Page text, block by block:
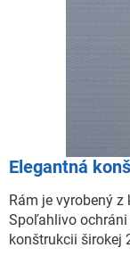
Elegantná
Rám je vyrobený
Spoľahlivo
konštrukcii širokej